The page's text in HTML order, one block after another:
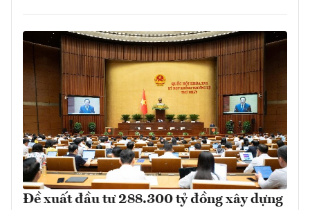
Đề xuất đầu tư 288.300 tỷ đồng xây dựng